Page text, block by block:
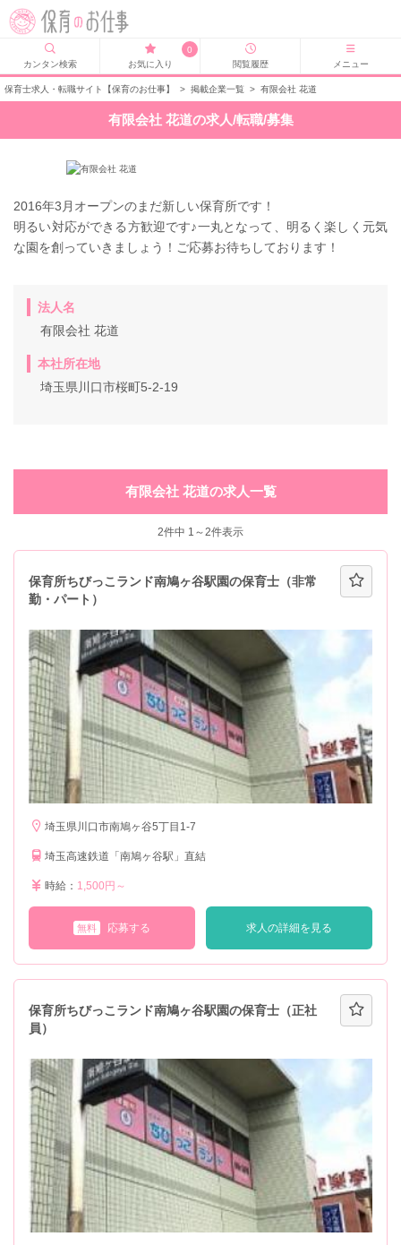
カンタン検索
0
お気に入り
閲覧履歴 メニュー
保育士求人・転職サイト【保育のお仕事】 > 掲載企業一覧 > 有限会社 花道
有限会社 花道の求人/転職/募集
2016年3月オープンのまだ新しい保育所です！
明るい対応ができる方歓迎です♪一丸となって、明るく楽しく元気
な園を創っていきましょう！ご応募お待ちしております！
法人名
有限会社 花道
本社所在地
埼玉県川口市桜町5-2-19
有限会社 花道の求人一覧
2件中 1～2件表示
保育所ちびっこランド南鳩ヶ谷駅園の保育士（非常
勤・パート）
埼玉県川口市南鳩ヶ谷5丁目1-7
埼玉高速鉄道「南鳩ヶ谷駅」直結
時給： 1,500円～
無料 応募する 求人の詳細を見る
保育所ちびっこランド南鳩ヶ谷駅園の保育士（正社
員）